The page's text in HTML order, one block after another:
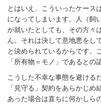
とはいえ、こういったケース
になってしまいます。人（飼
が就いたとしても、その方々
ん。それは決して意地悪をし
と決められているからです。
「所有物＝モノ」であるとの
こうした不幸な事態を避ける
「見守る」契約をあらかじ
あった場合は直ちに何かしら